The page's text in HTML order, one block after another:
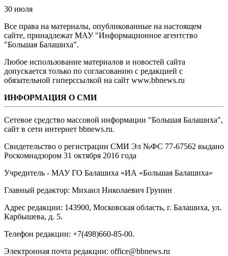
30 июля
Все права на материалы, опубликованные на настоящем
сайте, принадлежат МАУ "Информационное агентство
"Большая Балашиха".
Любое использование материалов и новостей сайта
допускается только по согласованию с редакцией с
обязательной гиперссылкой на сайт www.bbnews.ru
ИНФОРМАЦИЯ О СМИ
Сетевое средство массовой информации "Большая Балашиха",
сайт в сети интернет bbnews.ru.
Свидетельство о регистрации СМИ Эл №ФС ‎77-67562 выдано
Роскомнадзором 31 октября 2016 года
Учредитель - МАУ ГО Балашиха «ИА «Большая Балашиха»
Главный редактор: Михаил Николаевич Грунин
Адрес редакции: 143900, Московская область, г. Балашиха, ул.
Карбышева, д. 5.
Телефон редакции: +7(498)660-85-00.
Электронная почта редакции: office@bbnews.ru